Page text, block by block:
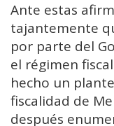
Ante estas
tajantemente
por parte del
el régimen
hecho un
fiscalidad de
después